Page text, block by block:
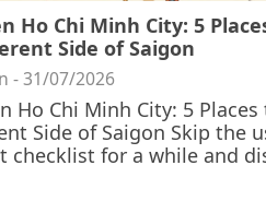
Ho Chi Minh City: 5
Side of Saigon
- 31/07/2026
Ho Chi Minh City: 5 Places
Side of Saigon Skip the
checklist for a while and